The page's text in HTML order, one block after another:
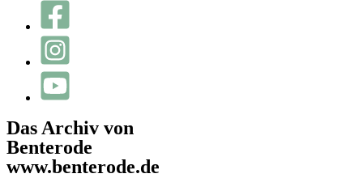
Das Archiv von
Benterode
www.benterode.de